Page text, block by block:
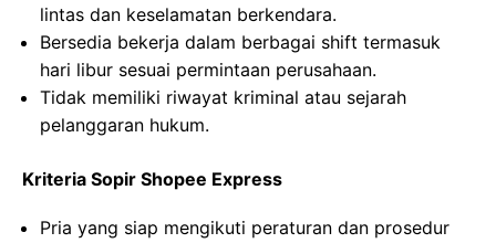
lintas dan keselamatan berkendara.
Bersedia bekerja dalam berbagai shift termasuk
hari libur sesuai permintaan perusahaan.
Tidak memiliki riwayat kriminal atau sejarah
pelanggaran hukum.
Kriteria Sopir Shopee Express
Pria yang siap mengikuti peraturan dan prosedur